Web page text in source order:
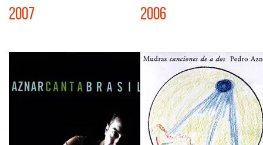
2007 2006